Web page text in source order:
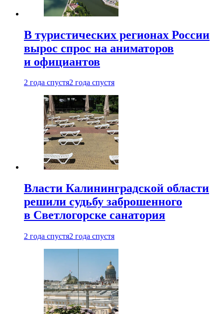
В туристических регионах России
вырос спрос на аниматоров
и официантов
2 года спустя2 года спустя
Власти Калининградской области
решили судьбу заброшенного
в Светлогорске санатория
2 года спустя2 года спустя